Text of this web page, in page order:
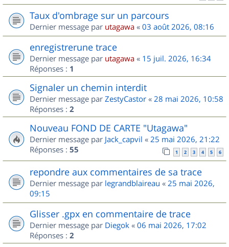
Taux d'ombrage sur un parcours
Dernier message par utagawa « 03 août 2026, 08:16
enregistrerune trace
Dernier message par utagawa « 15 juil. 2026, 16:34
Réponses : 1
Signaler un chemin interdit
Dernier message par ZestyCastor « 28 mai 2026, 10:58
Réponses : 2
Nouveau FOND DE CARTE "Utagawa"
Dernier message par Jack_capvil « 25 mai 2026, 21:22
Réponses : 55 1 2 3 4 5 6
repondre aux commentaires de sa trace
Dernier message par legrandblaireau « 25 mai 2026,
09:15
Glisser .gpx en commentaire de trace
Dernier message par Diegok « 06 mai 2026, 17:02
Réponses : 2